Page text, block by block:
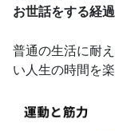
お世話をする経
普通の生活に耐
い人生の時間を